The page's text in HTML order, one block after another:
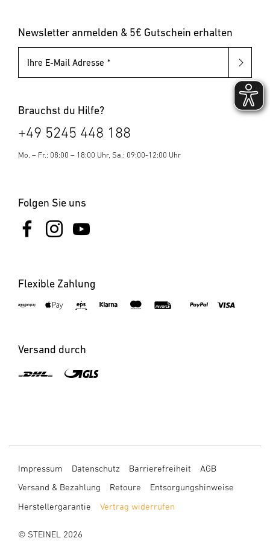
Pollerleuchten
Newsletter anmelden & 5€ Gutschein erhalten
Ihre E-Mail Adresse
Brauchst du Hilfe?
+49 5245 448 188
Mo. – Fr.: 08:00 – 18:00 Uhr, Sa.: 09:00-12:00 Uhr
Folgen Sie uns
Flexible Zahlung
Versand durch
Impressum Datenschutz Barrierefreiheit
AGB
Versand & Bezahlung
Retoure
Entsorgungshinweise
Herstellergarantie
Vertrag widerrufen
© STEINEL 2026